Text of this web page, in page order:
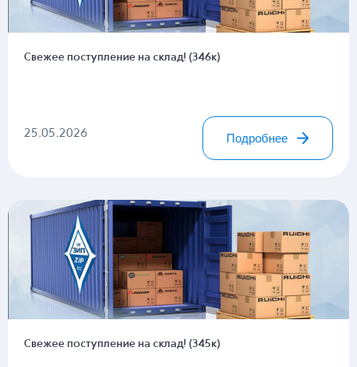
Свежее поступление на склад! (346к)
25.05.2026 Подробнее
Свежее поступление на склад! (345к)